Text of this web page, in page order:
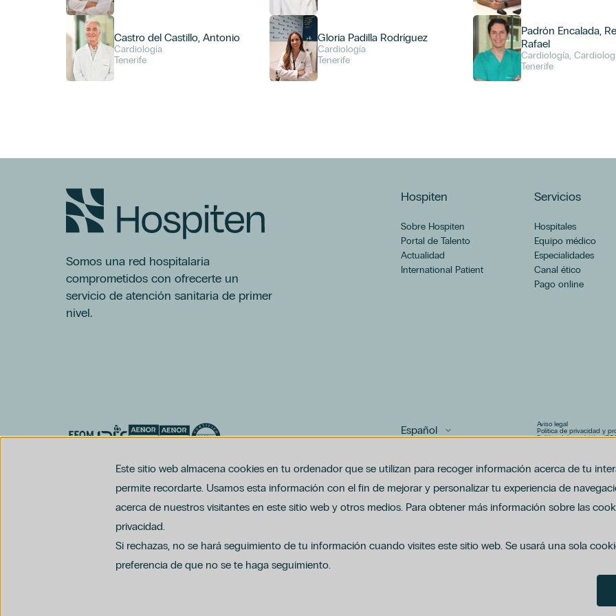
Este sitio web almacena cookies en tu ordenador que se utilizan para recoger información acerca de tu
permite recordarte. Usamos esta información con el fin de mejorar y personalizar tu experiencia de
acerca de nuestros visitantes en este sitio web y otros medios. Para obtener más información sobre las
privacidad.
Si rechazas, no se hará seguimiento de tu información cuando visites este sitio web. Se usará una sola
preferencia de que no se te haga seguimiento.
Castro del Castillo, Antonio
Cardiología
Tenerife
Gloria Padilla Rodríguez
Cardiología
Tenerife
Padrón Encalada,
Rafael
Cardiología,
Tenerife
Somos una red hospitalaria
comprometidos con ofrecerte un
servicio de atención sanitaria de primer
nivel.
Hospiten
Sobre Hospiten
Portal de Talento
Actualidad
International Patient
Servicios
Hospitales
Equipo médico
Especialidades
Canal ético
Pago online
Aviso legal
Política de privacidad y
Política del canal ético